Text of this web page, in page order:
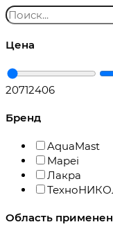
Цена
20712406
Бренд
AquaMast
Mapei
Лакра
Область